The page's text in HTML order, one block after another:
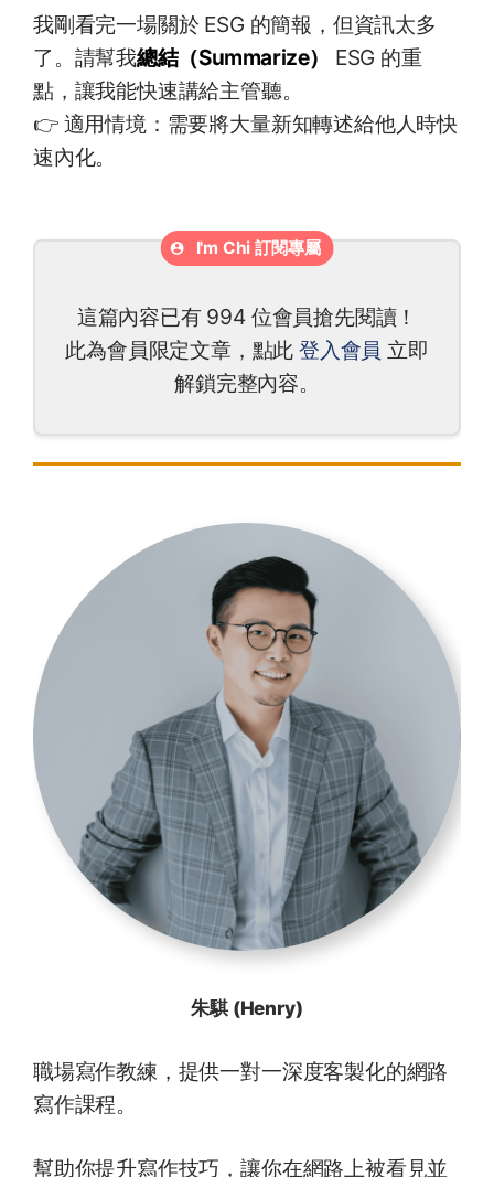
我剛看完一場關於 ESG 的簡報，但資訊太多
了。請幫我總結（Summarize）
ESG 的重
點，讓我能快速講給主管聽。
👉 適用情境：需要將大量新知轉述給他人時快
速內化。
這篇內容已有 994 位會員搶先閱讀！
此為會員限定文章，點此登入會員 立即
解鎖完整內容。
朱騏 (Henry)
職場寫作教練，提供一對一深度客製化的網路
寫作課程。
幫助你提升寫作技巧，讓你在網路上被看見並